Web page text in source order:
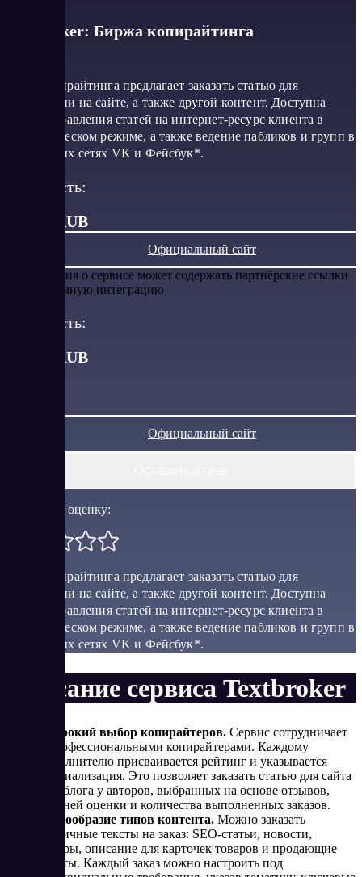
Textbroker: Биржа копирайтинга
Бюро копирайтинга предлагает заказать статью для
публикации на сайте, а также другой контент. Доступна
услуга добавления статей на интернет-ресурс клиента в
автоматическом режиме, а также ведение пабликов и групп в
социальных сетях VK и Фейсбук*.
Стоимость:
от 130 RUB
Официальный сайт
Информация о сервисе может содержать партнёрские ссылки
или рекламную интеграцию
Стоимость:
RUB
Официальный сайт
Поставить оценку:
Бюро копирайтинга предлагает заказать статью для
публикации на сайте, а также другой контент. Доступна
услуга добавления статей на интернет-ресурс клиента в
автоматическом режиме, а также ведение пабликов и групп в
социальных сетях VK и Фейсбук*.
Описание сервиса Textbroker
Широкий выбор копирайтеров. Сервис сотрудничает
с профессиональными копирайтерами. Каждому
исполнителю присваивается рейтинг и указывается
специализация. Это позволяет заказать статью для сайта
или блога у авторов, выбранных на основе отзывов,
средней оценки и количества выполненных заказов.
Разнообразие типов контента. Можно заказать
различные тексты на заказ: SEO-статьи, новости,
обзоры, описание для карточек товаров и продающие
тексты. Каждый заказ можно настроить под